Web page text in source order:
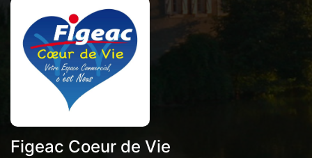
Figeac Coeur de Vie